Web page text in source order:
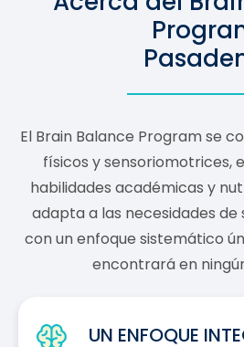
El Brain Balance Program se
físicos y sensoriomotrices,
habilidades académicas y
adapta a las necesidades de
con un enfoque sistemático
encontrará en
UN ENFOQUE